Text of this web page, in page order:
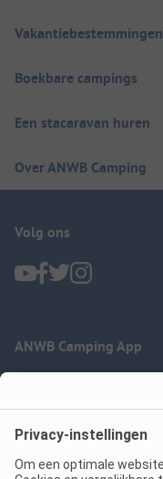
Vakantiebestemmingen
Boekbare campings
Een stacaravan huren
Over ANWB Camping
Volg ons
ANWB Camping App